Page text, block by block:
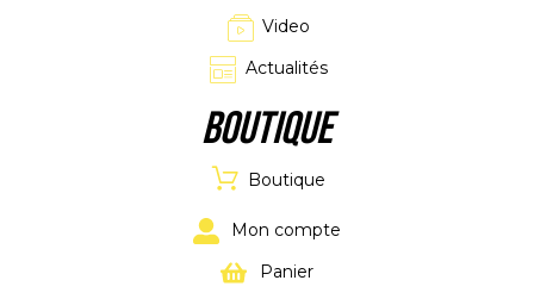
Video
Actualités
Boutique
Boutique
Mon compte
Panier